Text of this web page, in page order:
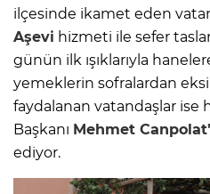
ilçesinde ikamet eden
Aşevi hizmeti ile sefer
günün ilk ışıklarıyla
yemeklerin sofralardan
faydalanan vatandaşlar ise
Başkanı Mehmet
ediyor.